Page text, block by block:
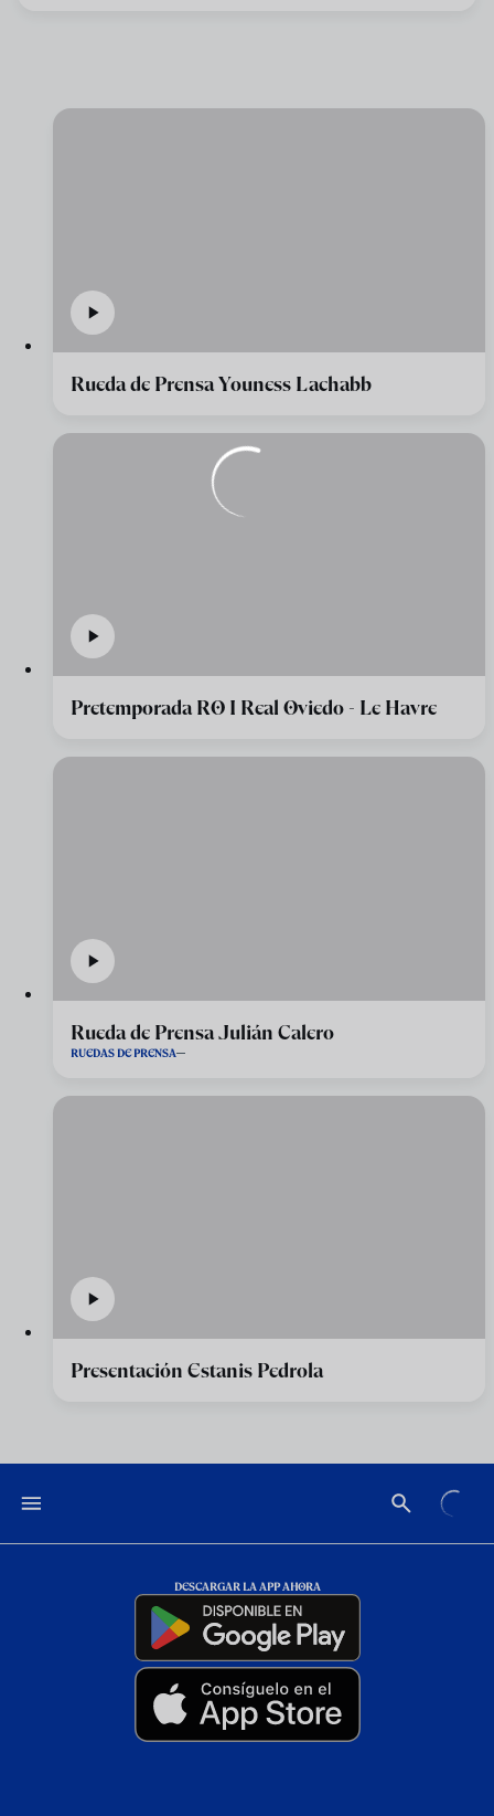
Rueda de Prensa Youness Lachabb
Pretemporada RO I Real Oviedo - Le Havre
Rueda de Prensa Julián Calero
RUEDAS DE PRENSA
Presentación Estanis Pedrola
DESCARGAR LA APP AHORA